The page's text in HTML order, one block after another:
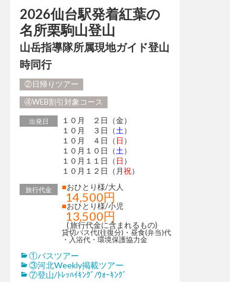
2026仙台駅発着紅葉の
名所栗駒山登山
山岳指導隊所属現地ガイド登山
時同行
②日帰りツアー
④WEB割引対象コース
出発日
１０月 ２日（金）
１０月 ３日（土）
１０月 ４日（ 日 ）
１０月１０日（土）
１０月１１日（ 日 ）
１０月１２日（月祝）
旅行代金 ■おひとり様/大人
14,500円
■おひとり様/小児
13,500円
( 旅行代金に含まれるもの)
貸切バス代(往復分)・昼食(弁当)代
・入浴代・環境保護協力金
①バスツアー
③河北Weekly掲載ツアー
⑦登山/ﾄﾚｯﾊｲｷﾝｸﾞ/ｳｫｰｷﾝｸﾞ